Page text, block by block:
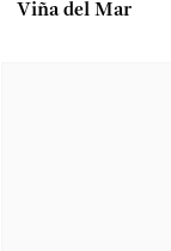
Viña del Mar